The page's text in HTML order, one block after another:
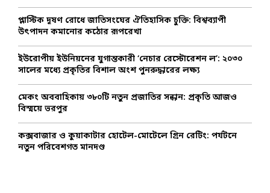
প্লাস্টিক দূষণ রোধে জাতিসংঘের ঐতিহাসিক চুক্তি: বিশ্বব্যাপী
উৎপাদন কমানোর কঠোর রূপরেখা
ইউরোপীয় ইউনিয়নের যুগান্তকারী ‘নেচার রেস্টোরেশন ল’: ২০৩০
সালের মধ্যে প্রকৃতির বিশাল অংশ পুনরুদ্ধারের লক্ষ্য
মেকং অববাহিকায় ৩৮০টি নতুন প্রজাতির সন্ধান: প্রকৃতি আজও
বিস্ময়ে ভরপুর
কক্সবাজার ও কুয়াকাটার হোটেল-মোটেলে গ্রিন রেটিং: পর্যটনে
নতুন পরিবেশগত মানদণ্ড